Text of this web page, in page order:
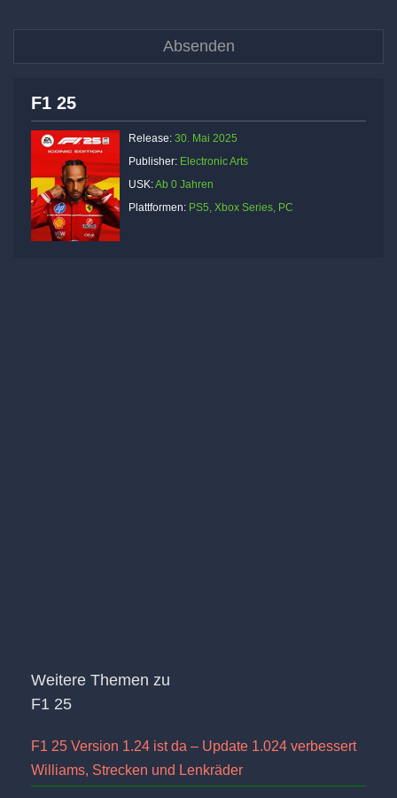
F1 25
Release: 30. Mai 2025
Publisher: Electronic Arts
USK:Ab 0 Jahren
Plattformen: PS5, Xbox Series, PC
Weitere Themen zu
F1 25
F1 25 Version 1.24 ist da – Update 1.024 verbessert
Williams, Strecken und Lenkräder